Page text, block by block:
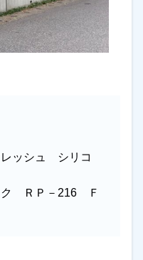
レッシュ シリコ
ク ＲＰ－216 Ｆ